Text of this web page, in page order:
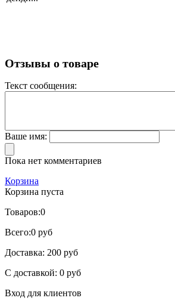
Отзывы о товаре
Текст сообщения:
Ваше имя:
Пока нет комментариев
Корзина
Корзина пуста
Товаров:0
Всего:0 руб
Доставка: 200 руб
С доставкой: 0 руб
Вход для клиентов